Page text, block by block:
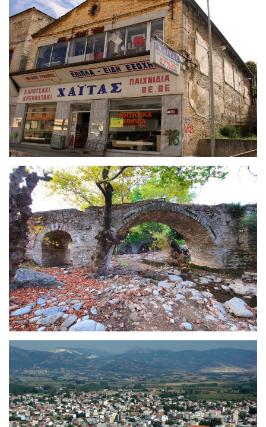
Καπναποθήκη «ΤΟΠΑΛ ΜΕΜΕΤ
ΕΦΕΝΤΗ»
Λεύκη – Άνω Λεύκη – Χαλκερό